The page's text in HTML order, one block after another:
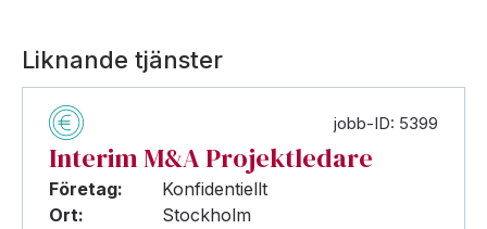
Liknande tjänster
jobb-ID: 5399
Interim M&A Projektledare
Företag:
Konfidentiellt
Ort:
Stockholm